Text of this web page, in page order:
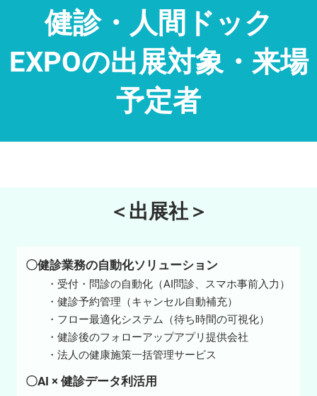
健診・人間ドック
EXPOの出展対象・来場
予定者
＜出展社＞
〇健診業務の自動化ソリューション
・受付・問診の自動化（AI問診、スマホ事前入力）
・健診予約管理（キャンセル自動補充）
・フロー最適化システム（待ち時間の可視化）
・健診後のフォローアップアプリ提供会社
・法人の健康施策一括管理サービス
〇AI × 健診データ利活用